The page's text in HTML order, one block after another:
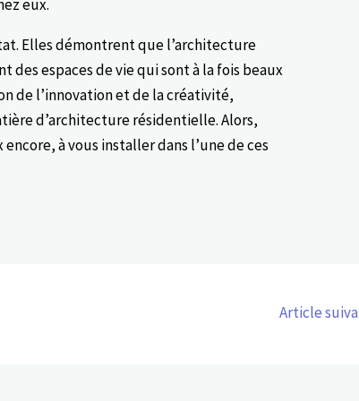
eux.
Elles démontrent que l’architecture
des espaces de vie qui sont à la fois beaux
de l’innovation et de la créativité,
d’architecture résidentielle. Alors,
à vous installer dans l’une de ces
Article